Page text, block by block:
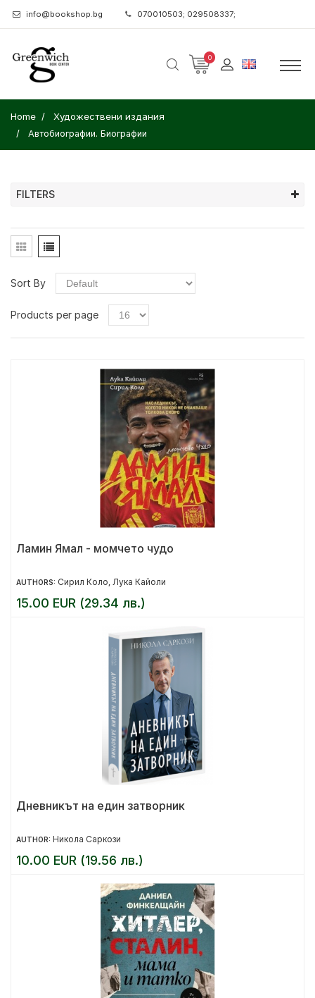
info@bookshop.bg 070010503; 029508337;
0
Home Художествени издания
Автобиографии. Биографии
FILTERS
Sort By
Products per page
Ламин Ямал - момчето чудо
AUTHORS: Сирил Коло Лука Кайоли
15.00 EUR (29.34 лв.)
Дневникът на един затворник
AUTHOR: Никола Саркози
10.00 EUR (19.56 лв.)